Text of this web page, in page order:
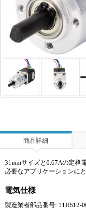
商品詳細
31mmサイズと0.67Aの定格
必要なアプリケーションに
電気仕様
製造業者部品番号: 11HS12-